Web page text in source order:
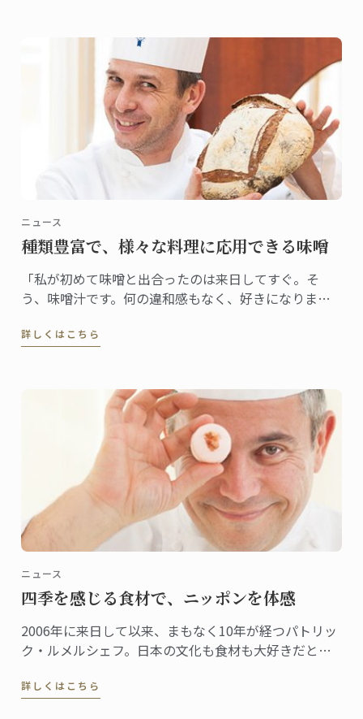
ニュース
種類豊富で、様々な料理に応用できる味噌
「私が初めて味噌と出合ったのは来日してすぐ。そ
う、味噌汁です。何の違和感もなく、好きになりまし
は7年前。「日本人なら誰もが親しむ味ですから、これ
詳しくはこちら
ニュース
四季を感じる食材で、ニッポンを体感
2006年に来日して以来、まもなく10年が経つパトリッ
ク・ルメルシェフ。日本の文化も食材も大好きだとい
は“桜”。日本でも、とてもシーズナルな食材である。
詳しくはこちら